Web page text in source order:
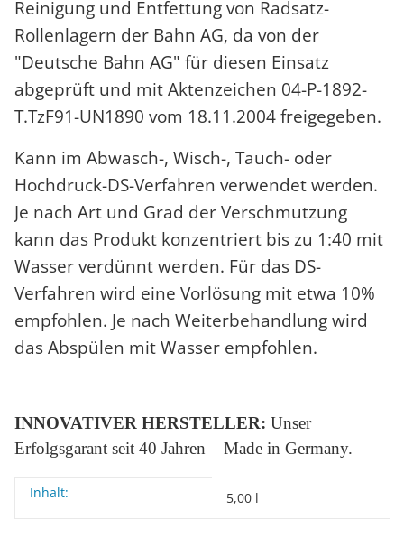
Reinigung und Entfettung von Radsatz-
Rollenlagern der Bahn AG, da von der
"Deutsche Bahn AG" für diesen Einsatz
abgeprüft und mit Aktenzeichen 04-P-1892-
T.TzF91-UN1890 vom 18.11.2004 freigegeben.
Kann im Abwasch-, Wisch-, Tauch- oder
Hochdruck-DS-Verfahren verwendet werden.
Je nach Art und Grad der Verschmutzung
kann das Produkt konzentriert bis zu 1:40 mit
Wasser verdünnt werden. Für das DS-
Verfahren wird eine Vorlösung mit etwa 10%
empfohlen. Je nach Weiterbehandlung wird
das Abspülen mit Wasser empfohlen.
INNOVATIVER HERSTELLER: Unser
Erfolgsgarant seit 40 Jahren – Made in Germany.
Produkteigenschaft
Wert
Inhalt: 5,00 l